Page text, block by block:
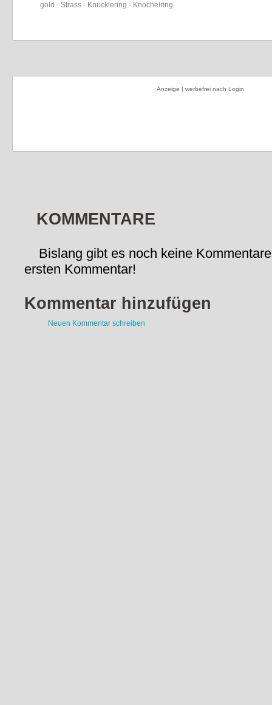
gold · Strass · Knucklering · Knöchelring
Anzeige | werbefrei nach Login
KOMMENTARE
Bislang gibt es noch keine
ersten Kommentar!
Kommentar hinzufügen
Neuen Kommentar schreiben